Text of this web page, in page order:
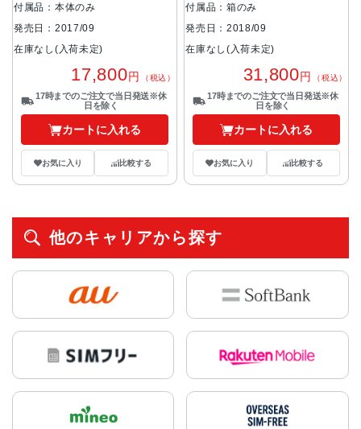
付属品：本体のみ
発売日：2017/09
在庫なし(入荷未定)
17,800円 （税込）
17時までのご注文で当日発送※休
日を除く
カートに入れる
お気に入り 比較する
付属品：箱のみ
発売日：2018/09
在庫なし(入荷未定)
31,800円 （税込）
17時までのご注文で当日発送※休
日を除く
カートに入れる
お気に入り 比較する
他のキャリアから探す